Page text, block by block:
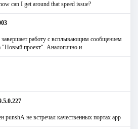
can I get around that speed issue?
работу с всплывающим сообщением
"Новый проект". Аналогично и
не встречал качественных портах app